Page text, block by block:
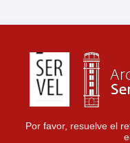
Por favor, resuelve el